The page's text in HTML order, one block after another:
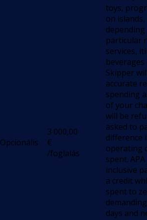
Opcionális
3 000,00
€
/foglalás
toys,
on islands,
particular
services,
beverages
Skipper
accurate
spending
of your
will be
asked to
difference
operating
spent.
inclusive
a credit
spent to
days and